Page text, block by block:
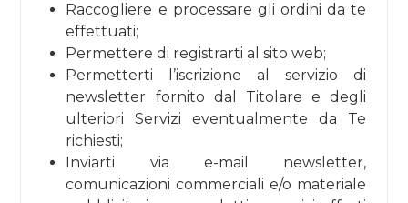
Raccogliere e processare gli ordini da te
effettuati;
Permettere di registrarti al sito web;
Permetterti l’iscrizione al servizio di
newsletter fornito dal Titolare e degli
ulteriori Servizi eventualmente da Te
richiesti;
Inviarti via e-mail newsletter,
comunicazioni commerciali e/o materiale